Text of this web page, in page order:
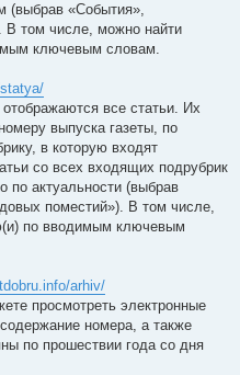
(выбрав «События»,
В том числе, можно найти
ключевым словам.
все статьи. Их
выпуска газеты, по
в которую входят
со всех входящих подрубрик
по актуальности (выбрав
поместий»). В том числе,
по вводимым ключевым
arhiv/
просмотреть электронные
номера, а также
по прошествии года со дня